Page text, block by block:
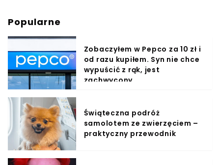
Popularne
Zobaczyłem w Pepco za 10 zł i
od razu kupiłem. Syn nie chce
wypuścić z rąk, jest
zachwycony
Świąteczna podróż
samolotem ze zwierzęciem –
praktyczny przewodnik